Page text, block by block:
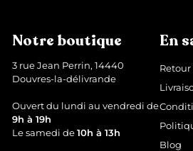
u
i
t
u
l
i
r
Notre boutique
3 rue Jean Perrin, 14440
Douvres-la-délivrande
Ouvert du lundi au vendredi de
9h à 19h
Le samedi de10h à 13h
En
Blog